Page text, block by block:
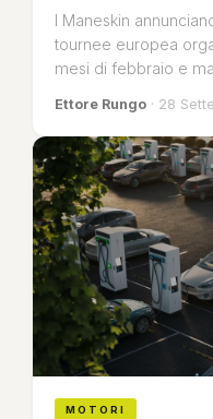
I Maneskin
tournee europea
mesi di febbraio e
Ettore Rungo · 28
MOTORI